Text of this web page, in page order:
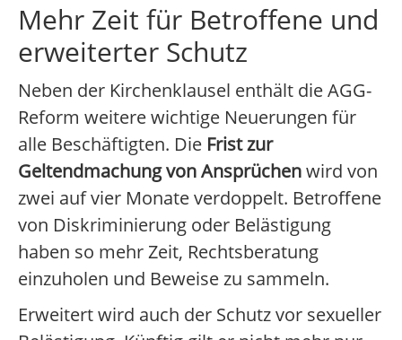
Mehr Zeit für Betroffene und
erweiterter Schutz
Neben der Kirchenklausel enthält die AGG-
Reform weitere wichtige Neuerungen für
alle Beschäftigten. Die Frist zur
Geltendmachung von Ansprüchenwird von
zwei auf vier Monate verdoppelt. Betroffene
von Diskriminierung oder Belästigung
haben so mehr Zeit, Rechtsberatung
einzuholen und Beweise zu sammeln.
Erweitert wird auch der Schutz vor sexueller